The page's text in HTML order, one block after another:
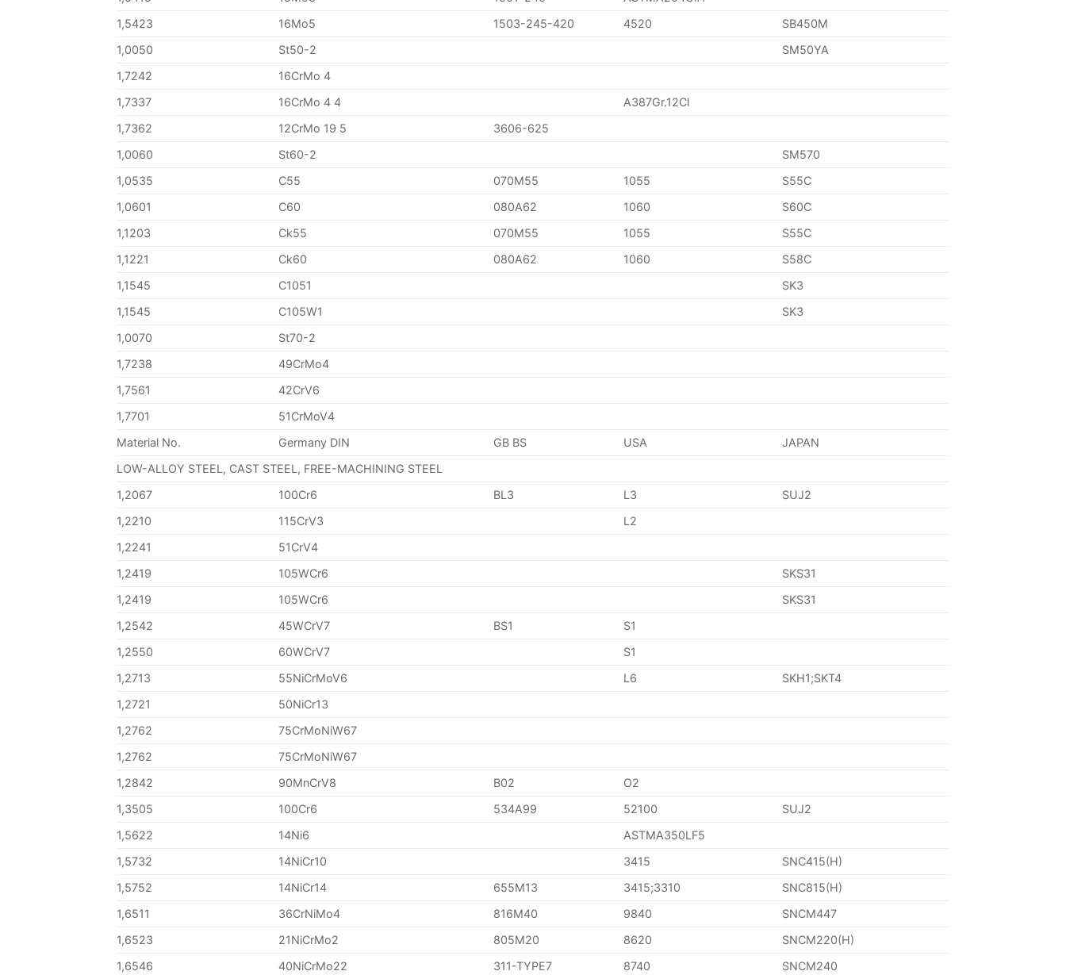
1,5423
16Mo5 1503-245-420 4520
SB450M
1,0050
St50-2
SM50YA
1,7242
16CrMo 4
1,7337
16CrMo 4 4
A387Gr.12Cl
1,7362
12CrMo 19 5
3606-625
1,0060
St60-2
SM570
1,0535
C55 070M55 1055
S55C
1,0601
C60 080A62 1060
S60C
1,1203
Ck55 070M55 1055
S55C
1,1221
Ck60 080A62 1060
S58C
1,1545
C1051
SK3
1,1545
C105W1
SK3
1,0070
St70-2
1,7238
49CrMo4
1,7561
42CrV6
1,7701
51CrMoV4
Material No.
Germany DIN GB BS USA
JAPAN
LOW-ALLOY STEEL, CAST STEEL, FREE-MACHINING STEEL
1,2067
100Cr6 BL3 L3
SUJ2
1,2210
115CrV3
L2
1,2241
51CrV4
1,2419
105WCr6
SKS31
1,2419
105WCr6
SKS31
1,2542
45WCrV7 BS1
S1
1,2550
60WCrV7
S1
1,2713
55NiCrMoV6 L6
SKH1;SKT4
1,2721
50NiCr13
1,2762
75CrMoNiW67
1,2762
75CrMoNiW67
1,2842
90MnCrV8 B02
O2
1,3505
100Cr6 534A99 52100
SUJ2
1,5622
14Ni6
ASTMA350LF5
1,5732
14NiCr10 3415
SNC415(H)
1,5752
14NiCr14 655M13 3415;3310
SNC815(H)
1,6511
36CrNiMo4 816M40 9840
SNCM447
1,6523
21NiCrMo2 805M20 8620
SNCM220(H)
1,6546
40NiCrMo22 311-TYPE7 8740 SNCM240